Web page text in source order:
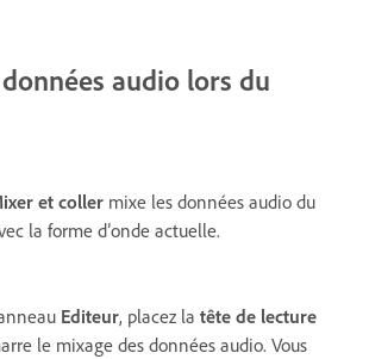
audio lors du
et coller mixe les données audio du
la forme d’onde actuelle.
Editeur, placez la tête de lecture
le mixage des données audio. Vous